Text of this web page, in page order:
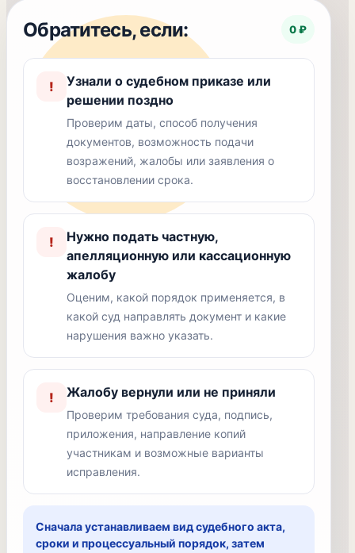
Обратитесь, если: 0 ₽
!
Узнали о судебном приказе или
решении поздно
Проверим даты, способ получения
документов, возможность подачи
возражений, жалобы или заявления о
восстановлении срока.
!
Нужно подать частную,
апелляционную или кассационную
жалобу
Оценим, какой порядок применяется, в
какой суд направлять документ и какие
нарушения важно указать.
! Жалобу вернули или не приняли
Проверим требования суда, подпись,
приложения, направление копий
участникам и возможные варианты
исправления.
Сначала устанавливаем вид судебного акта,
сроки и процессуальный порядок, затем